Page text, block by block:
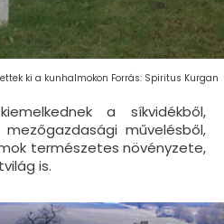
ki a kunhalmokon Forrás: Spiritus Kurgan
a síkvidékből,
művelésből,
természetes növényzete,
is.